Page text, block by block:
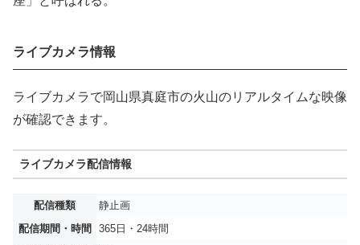
ライブカメラ情報
ライブカメラで岡山県真庭市の火山のリアルタイムな映像
が確認できます。
ライブカメラ配信情報
配信種類
静止画
配信期間・時間
365日・24時間